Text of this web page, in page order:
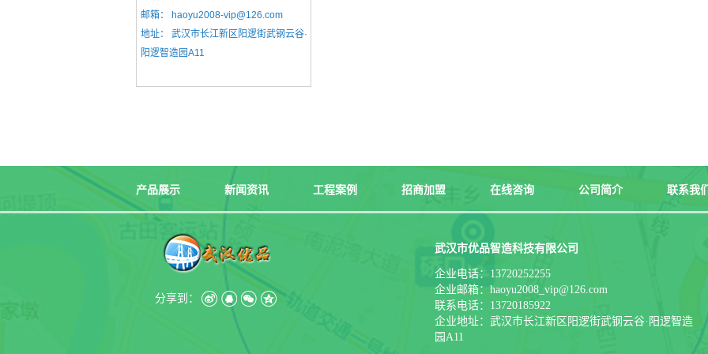
邮箱：
haoyu2008-vip@126.com
地址： 武汉市长江新区阳逻街武钢云谷·
阳逻智造园A11
分享到：
产品展示 新闻资讯 工程案例 招商加盟 在线咨询 公司简介 联系我
武汉市优品智造科技有限公司
企业电话：13720252255
企业邮箱：haoyu2008_vip@126.com
联系电话：13720185922
企业地址：武汉市长江新区阳逻街武钢云谷·阳逻智造
园A11